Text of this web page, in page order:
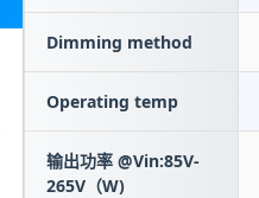
Dimming method
Operating temp
输出功率 @Vin:85V-
265V（W)